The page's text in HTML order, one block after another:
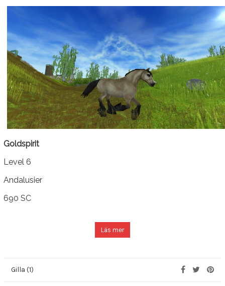
Goldspirit
Level 6
Andalusier
690 SC
Läs mer
Gilla (1)